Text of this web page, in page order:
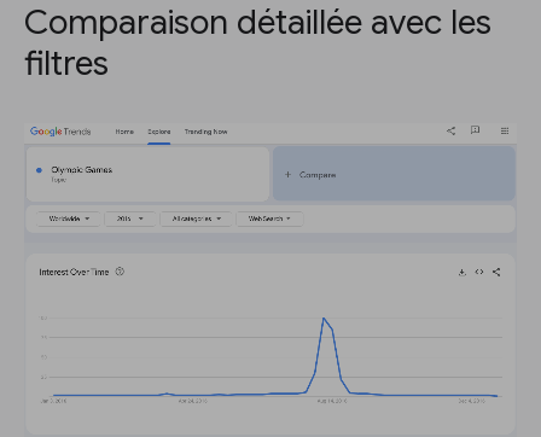
Comparaison détaillée avec les
filtres